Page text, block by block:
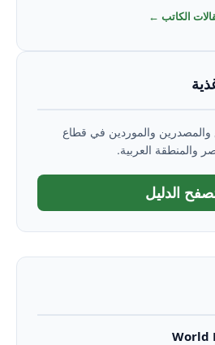
الكاتب ←
والموردين في قطاع
والمنطقة العربية.
الدليل
World